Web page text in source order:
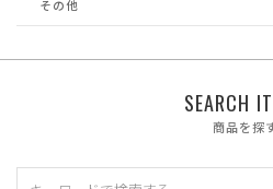
その他
SEARCH
商品を探